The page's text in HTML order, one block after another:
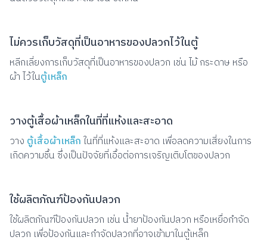
ไม่ควรเก็บวัสดุที่เป็นอาหารของปลวกไว้ในตู้
หลีกเลี่ยงการเก็บวัสดุที่เป็นอาหารของปลวก เช่น ไม้ กระดาษ หรือ
ผ้า ไว้ในตู้เหล็ก
วางตู้เสื้อผ้าเหล็กในที่ที่แห้งและสะอาด
วาง ตู้เสื้อผ้าเหล็กในที่ที่แห้งและสะอาด เพื่อลดความเสี่ยงในการ
เกิดความชื้น ซึ่งเป็นปัจจัยที่เอื้อต่อการเจริญเติบโตของปลวก
ใช้ผลิตภัณฑ์ป้องกันปลวก
ใช้ผลิตภัณฑ์ป้องกันปลวก เช่น น้ำยาป้องกันปลวก หรือเหยื่อกำจัด
ปลวก เพื่อป้องกันและกำจัดปลวกที่อาจเข้ามาในตู้เหล็ก